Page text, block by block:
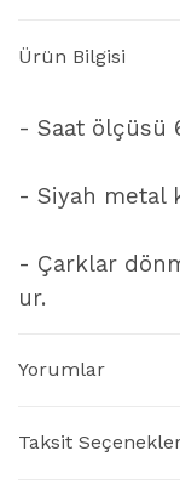
Ürün Bilgisi
- Saat ölçüsü
- Siyah metal
- Çarklar
ur.
Yorumlar
Taksit